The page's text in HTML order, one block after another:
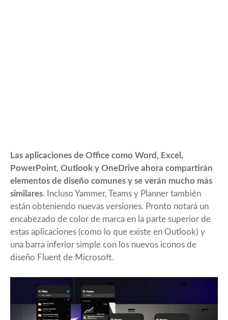
Las aplicaciones de Office como Word, Excel,
PowerPoint, Outlook y OneDrive ahora compartirán
elementos de diseño comunes y se verán mucho más
similares. Incluso Yammer, Teams y Planner también
están obteniendo nuevas versiones. Pronto notará un
encabezado de color de marca en la parte superior de
estas aplicaciones (como lo que existe en Outlook) y
una barra inferior simple con los nuevos iconos de
diseño Fluent de Microsoft.